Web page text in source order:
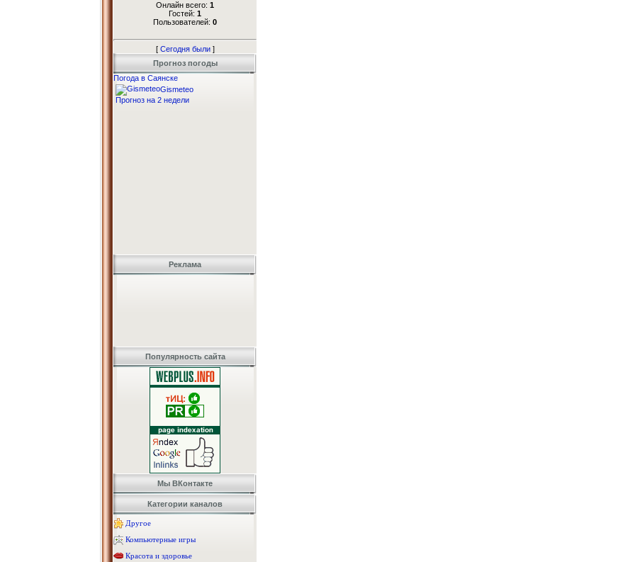
Онлайн всего: 1
Гостей: 1
Пользователей: 0
[ Сегодня были]
Прогноз погоды
Погода в Саянске
Gismeteo
Прогноз на 2 недели
Реклама
Популярность сайта
Мы ВКонтакте
Категории каналов
Другое
Компьютерные игры
Красота и здоровье